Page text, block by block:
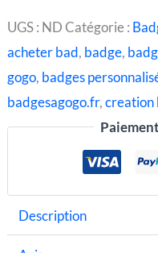
UGS : NDCatégorie :
acheter bad, badge,
gogo, badges
badgesagogo.fr,creation
Description